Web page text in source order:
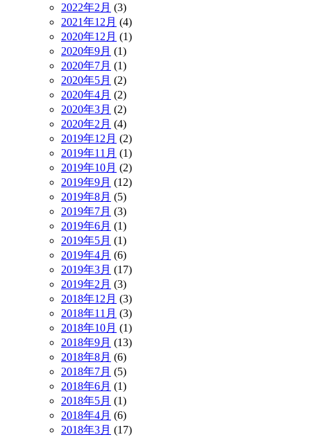
2022年2月 (3)
2021年12月 (4)
2020年12月 (1)
2020年9月 (1)
2020年7月 (1)
2020年5月 (2)
2020年4月 (2)
2020年3月 (2)
2020年2月 (4)
2019年12月 (2)
2019年11月 (1)
2019年10月 (2)
2019年9月 (12)
2019年8月 (5)
2019年7月 (3)
2019年6月 (1)
2019年5月 (1)
2019年4月 (6)
2019年3月 (17)
2019年2月 (3)
2018年12月 (3)
2018年11月 (3)
2018年10月 (1)
2018年9月 (13)
2018年8月 (6)
2018年7月 (5)
2018年6月 (1)
2018年5月 (1)
2018年4月 (6)
2018年3月 (17)